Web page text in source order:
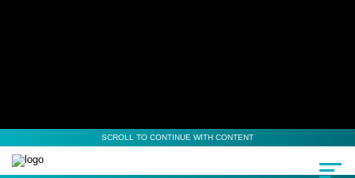
SCROLL TO CONTINUE WITH CONTENT